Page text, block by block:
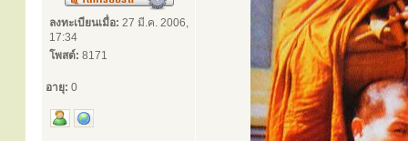
ลงทะเบียนเมื่อ: 27 มี.ค. 2006,
17:34
โพสต์: 8171
อายุ: 0